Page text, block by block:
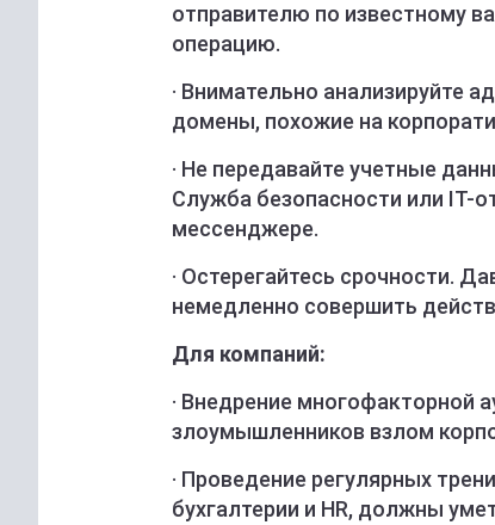
отправителю по известному
операцию.
· Внимательно анализируйте
домены, похожие на
· Не передавайте учетные
Служба безопасности или IT-
мессенджере.
· Остерегайтесь срочности.
немедленно совершить
Для компаний:
· Внедрение многофакторной
злоумышленников взлом
· Проведение регулярных
бухгалтерии и HR, должны